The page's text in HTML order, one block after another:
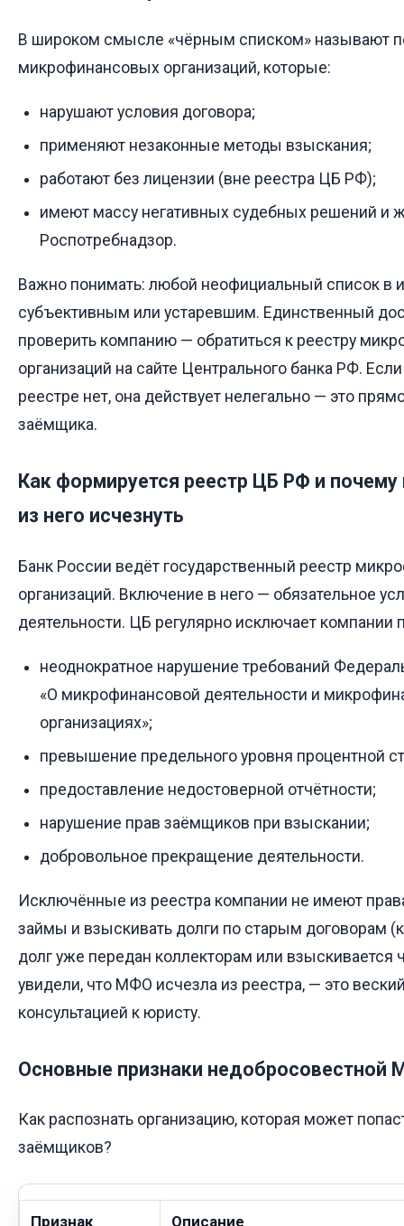
В широком смысле «чёрным списком» называют
микрофинансовых организаций, которые:
нарушают условия договора;
применяют незаконные методы взыскания;
работают без лицензии (вне реестра ЦБ РФ);
имеют массу негативных судебных решений и
Роспотребнадзор.
Важно понимать: любой неофициальный список в
субъективным или устаревшим. Единственный
проверить компанию — обратиться к реестру
организаций на сайте Центрального банка РФ.
реестре нет, она действует нелегально — это
заёмщика.
Как формируется реестр ЦБ РФ и
из него исчезнуть
Банк России ведёт государственный реестр
организаций. Включение в него — обязательное
деятельности. ЦБ регулярно исключает
неоднократное нарушение требований
«О микрофинансовой деятельности и
организациях»;
превышение предельного уровня процентной
предоставление недостоверной отчётности;
нарушение прав заёмщиков при взыскании;
добровольное прекращение деятельности.
Исключённые из реестра компании не имеют
займы и взыскивать долги по старым договорам
долг уже передан коллекторам или взыскивается
увидели, что МФО исчезла из реестра, — это
консультацией к юристу.
Основные признаки недобросовестной
Как распознать организацию, которая может
заёмщиков?
Признак Описание